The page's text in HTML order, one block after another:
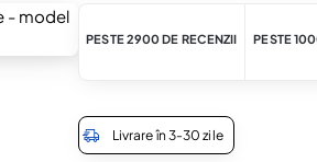
PESTE 2900 DE RECENZII PESTE
Livrare în 3-30 zile